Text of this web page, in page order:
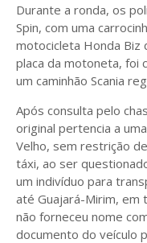
Durante a ronda, os
Spin, com uma
motocicleta Honda Biz
placa da motoneta, foi
um caminhão Scania
Após consulta pelo
original pertencia a
Velho, sem restrição
táxi, ao ser
um indivíduo para
até Guajará-Mirim, em
não forneceu nome
documento do veículo